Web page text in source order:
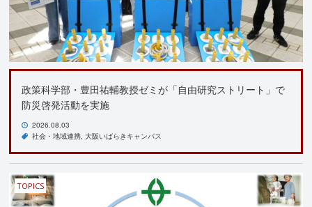
政策科学部・豊田祐輔教授ゼミが「自由研究ストリート」で
防災啓発活動を実施
2026.08.03
社会・地域連携 大阪いばらきキャンパス
TOPICS